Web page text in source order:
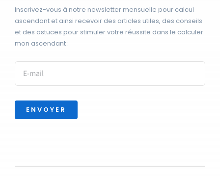
Inscrivez-vous à notre newsletter mensuelle pour calcul
ascendant et ainsi recevoir des articles utiles, des conseils
et des astuces pour stimuler votre réussite dans le calculer
mon ascendant :
ENVOYER